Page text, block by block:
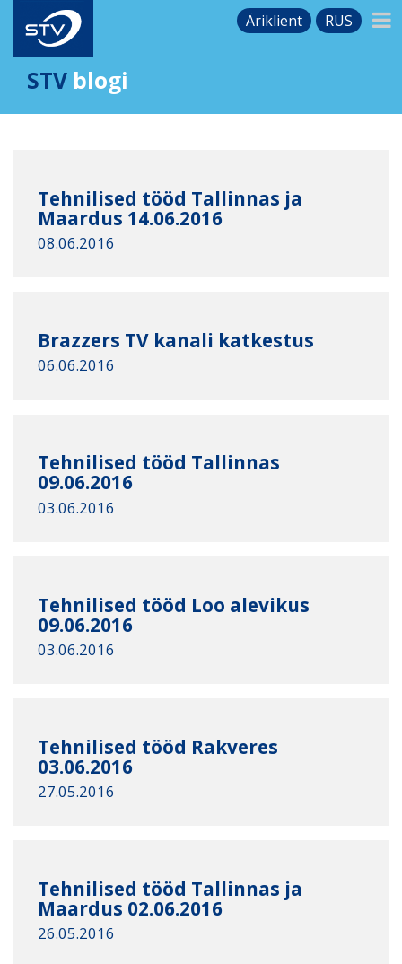
Äriklient RUS
STV blogi
Tehnilised tööd Tallinnas ja
Maardus 14.06.2016
08.06.2016
Brazzers TV kanali katkestus
06.06.2016
Tehnilised tööd Tallinnas
09.06.2016
03.06.2016
Tehnilised tööd Loo alevikus
09.06.2016
03.06.2016
Tehnilised tööd Rakveres
03.06.2016
27.05.2016
Tehnilised tööd Tallinnas ja
Maardus 02.06.2016
26.05.2016